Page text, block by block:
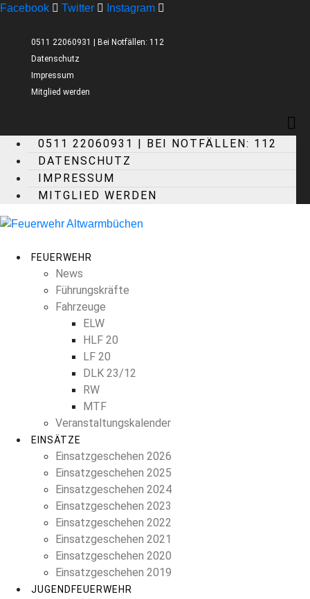
Facebook Twitter Instagram
0511 22060931 | Bei Notfällen: 112
Datenschutz
Impressum
Mitglied werden
0511 22060931 | BEI NOTFÄLLEN: 112
DATENSCHUTZ
IMPRESSUM
MITGLIED WERDEN
FEUERWEHR
News
Führungskräfte
Fahrzeuge
ELW
HLF 20
LF 20
DLK 23/12
RW
MTF
Veranstaltungskalender
EINSÄTZE
Einsatzgeschehen 2026
Einsatzgeschehen 2025
Einsatzgeschehen 2024
Einsatzgeschehen 2023
Einsatzgeschehen 2022
Einsatzgeschehen 2021
Einsatzgeschehen 2020
Einsatzgeschehen 2019
JUGENDFEUERWEHR